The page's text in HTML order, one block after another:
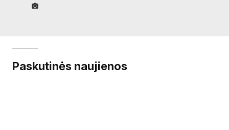
Paskutinės naujienos